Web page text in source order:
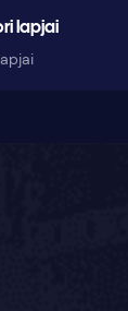
lapjai